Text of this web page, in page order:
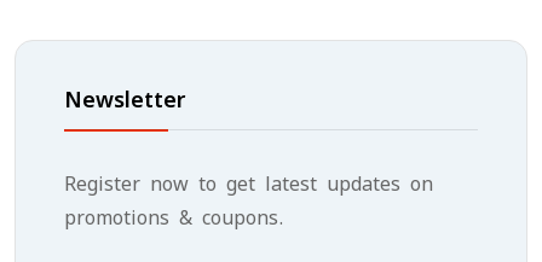
Newsletter
Register now to get latest updates on
promotions & coupons.